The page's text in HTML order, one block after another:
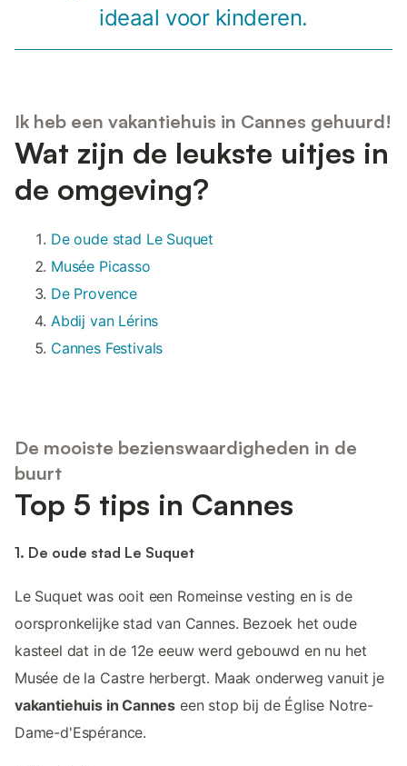
ideaal voor kinderen.
Ik heb een vakantiehuis in Cannes gehuurd!
Wat zijn de leukste uitjes in
de omgeving?
De oude stad Le Suquet
Musée Picasso
De Provence
Abdij van Lérins
Cannes Festivals
De mooiste bezienswaardigheden in de
buurt
Top 5 tips in Cannes
1. De oude stad Le Suquet
Le Suquet was ooit een Romeinse vesting en is de
oorspronkelijke stad van Cannes. Bezoek het oude
kasteel dat in de 12e eeuw werd gebouwd en nu het
Musée de la Castre herbergt. Maak onderweg vanuit je
vakantiehuis in Cannes een stop bij de Église Notre-
Dame-d'Espérance.